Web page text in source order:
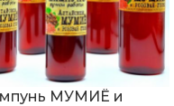
МУМИЁ и